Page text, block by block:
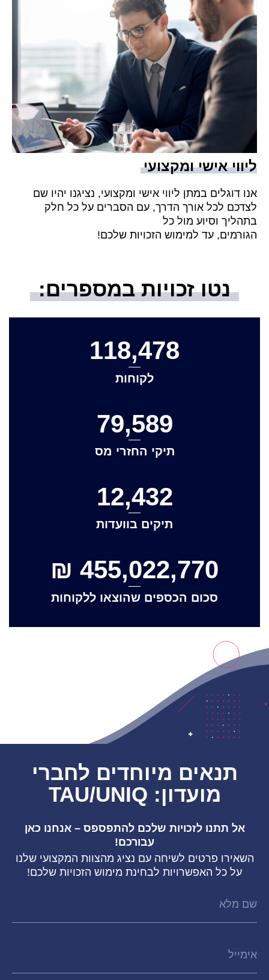
ליווי אישי ומקצועי
אנו דוגלים במתן ליווי אישי ומקצועי, נציגנו יהיו שם
לצדכם לכל אורך הדרך, עם הסברים על כל חלק
בתהליך וסיוע מול כל
הגורמים, עד למימוש הזכויות שלכם!
נטו זכויות במספרים:
118,478
לקוחות
79,589
תיקי החזרי מס
12,432
תיקים בוועדות
455,022,770
₪
סכום הכספים שהוצאו ללקוחות
תנאים מיוחדים לחברי
מועדון: TAU/UNIQ
אל תתנו לזכויות שלכם להתפספס – אנחנו כאן
עבורכם!
השאירו פרטים לשיחה עם נציג מהצוות המקצועי שלנו
על כל האפשרויות לבחינת מימוש הזכויות שלכם!